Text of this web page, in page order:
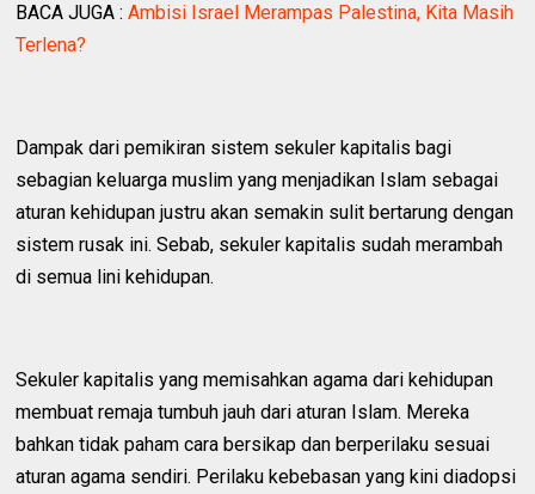
BACA JUGA :Ambisi Israel Merampas Palestina, Kita Masih
Terlena?
Dampak dari pemikiran sistem sekuler kapitalis bagi
sebagian keluarga muslim yang menjadikan Islam sebagai
aturan kehidupan justru akan semakin sulit bertarung dengan
sistem rusak ini. Sebab, sekuler kapitalis sudah merambah
di semua lini kehidupan.
Sekuler kapitalis yang memisahkan agama dari kehidupan
membuat remaja tumbuh jauh dari aturan Islam. Mereka
bahkan tidak paham cara bersikap dan berperilaku sesuai
aturan agama sendiri. Perilaku kebebasan yang kini diadopsi